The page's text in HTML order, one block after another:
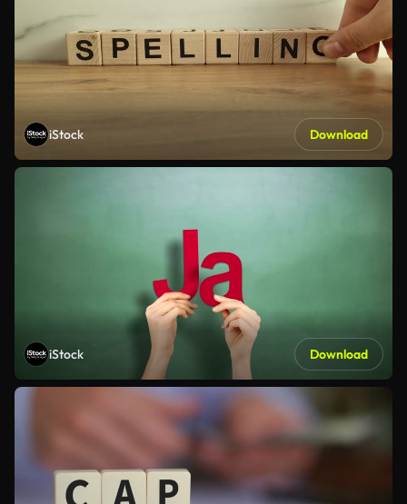
iStock Download
iStock Download